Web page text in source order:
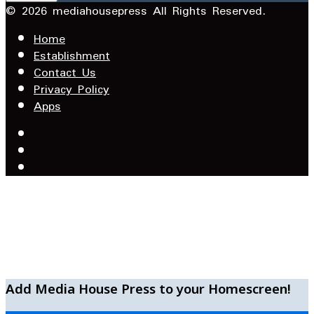
Email
© 2026 mediahousepress All Rights Reserved.
Home
Establishment
Contact Us
Privacy Policy
Apps
Add Media House Press to your Homescreen!